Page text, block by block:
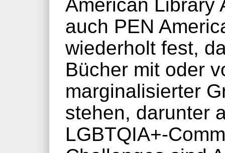
American Library
auch PEN
wiederholt fest,
Bücher mit oder
marginalisierter
stehen, darunter